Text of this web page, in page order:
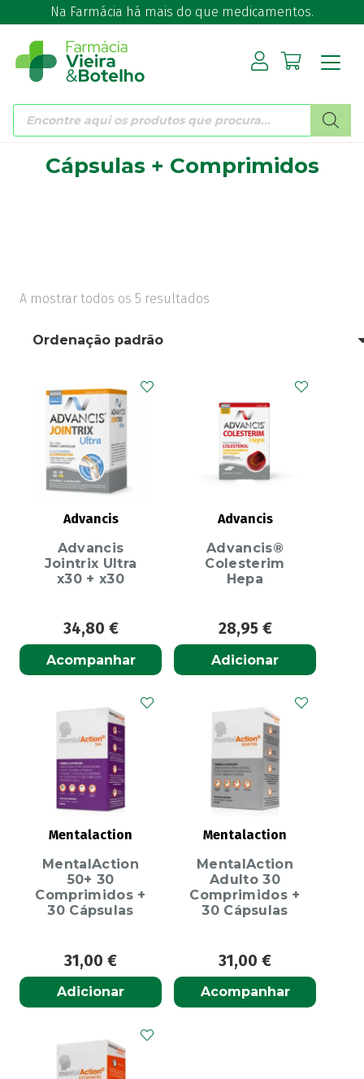
Na Farmácia há mais do que medicamentos.
Products
search
Cápsulas + Comprimidos
A mostrar todos os 5 resultados
Advancis
Advancis
Jointrix Ultra
x30 + x30
34,80 €
Acompanhar
Advancis
Advancis®
Colesterim
Hepa
28,95 €
Adicionar
Mentalaction
MentalAction
50+ 30
Comprimidos +
30 Cápsulas
31,00 €
Adicionar
Mentalaction
MentalAction
Adulto 30
Comprimidos +
30 Cápsulas
31,00 €
Acompanhar